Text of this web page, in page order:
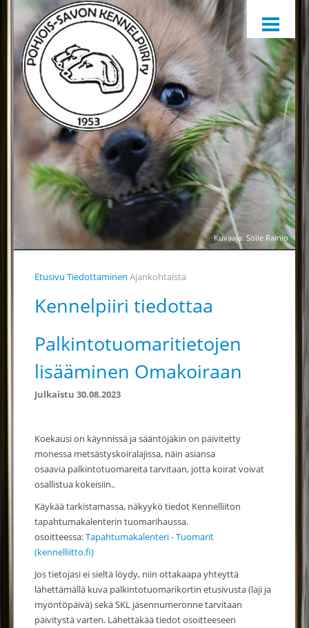
Kuvaaja: Soile Rainio
ETUSIVU
HARRASTAMINEN
KENNELPIIRI
SÄÄNNÖT, OHJEET JA LOMAKKEET
KENNELPIIRIN JAOSTOT
YHTEYSTIEDOT
YHTEINEN VUOSIKELLO
PALKINTOTUOMARIT
TIEDOTTAMINEN
Etusivu Tiedottaminen Ajankohtaista
Kennelpiiri tiedottaa
Palkintotuomaritietojen
lisääminen Omakoiraan
Julkaistu 30.08.2023
Koekausi on käynnissä ja sääntöjäkin on päivitetty
monessa metsästyskoiralajissa, näin asiansa
osaavia palkintotuomareita tarvitaan, jotta koirat voivat
osallistua kokeisiin..
Käykää tarkistamassa, näkyykö tiedot Kennelliiton
tapahtumakalenterin tuomarihaussa.
osoitteessa:Tapahtumakalenteri - Tuomarit
(kennelliitto.fi)
Jos tietojasi ei sieltä löydy, niin ottakaapa yhteyttä
lähettämällä kuva palkintotuomarikortin etusivusta (laji ja
myöntöpäivä) sekä SKL jäsennumeronne tarvitaan
päivitystä varten. Lähettäkää tiedot osoitteeseen